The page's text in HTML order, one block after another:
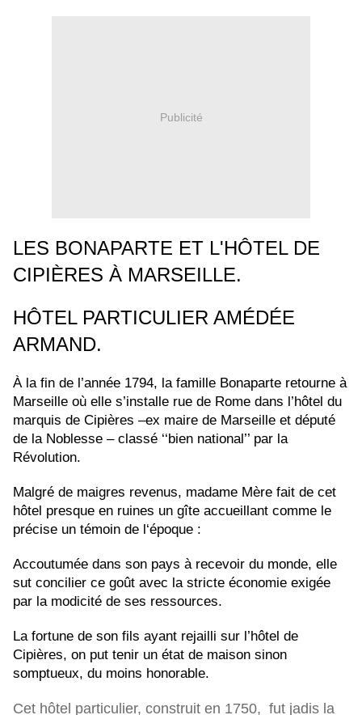
Publicité
LES BONAPARTE ET L'HÔTEL DE
CIPIÈRES À MARSEILLE.
HÔTEL PARTICULIER AMÉDÉE
ARMAND.
À la fin de l’année 1794, la famille Bonaparte retourne à
Marseille où elle s’installe rue de Rome dans l’hôtel du
marquis de Cipières –ex maire de Marseille et député
de la Noblesse – classé ‘‘bien national’’ par la
Révolution.
Malgré de maigres revenus, madame Mère fait de cet
hôtel presque en ruines un gîte accueillant comme le
précise un témoin de l‘époque :
Accoutumée dans son pays à recevoir du monde, elle
sut concilier ce goût avec la stricte économie exigée
par la modicité de ses ressources.
La fortune de son fils ayant rejailli sur l’hôtel de
Cipières, on put tenir un état de maison sinon
somptueux, du moins honorable.
Cet hôtel particulier, construit en 1750, fut jadis la